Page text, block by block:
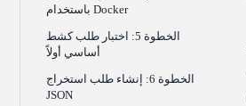
باستخدام Docker
الخطوة 5: اختبار طلب كشط
أساسي أولاً
الخطوة 6: إنشاء طلب استخراج
JSON